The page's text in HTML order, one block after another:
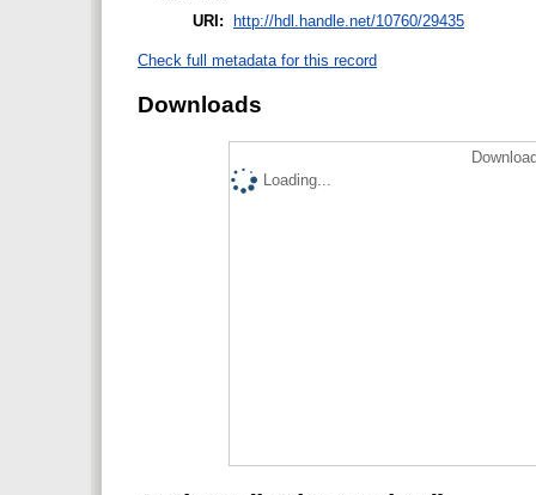
URI: http://hdl.handle.net/10760/29435
Check full metadata for this record
Downloads
Loading...